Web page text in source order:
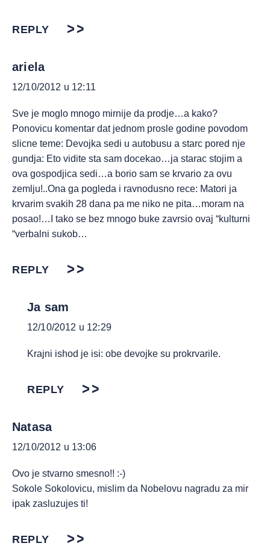
REPLY
ariela
12/10/2012 u 12:11
Sve je moglo mnogo mirnije da prodje…a kako?
Ponovicu komentar dat jednom prosle godine povodom
slicne teme: Devojka sedi u autobusu a starc pored nje
gundja: Eto vidite sta sam docekao…ja starac stojim a
ova gospodjica sedi…a borio sam se krvario za ovu
zemlju!..Ona ga pogleda i ravnodusno rece: Matori ja
krvarim svakih 28 dana pa me niko ne pita…moram na
posao!…I tako se bez mnogo buke zavrsio ovaj “kulturni
“verbalni sukob…
REPLY
Ja sam
12/10/2012 u 12:29
Krajni ishod je isi: obe devojke su prokrvarile.
REPLY
Natasa
12/10/2012 u 13:06
Ovo je stvarno smesno!! :-)
Sokole Sokolovicu, mislim da Nobelovu nagradu za mir
ipak zasluzujes ti!
REPLY